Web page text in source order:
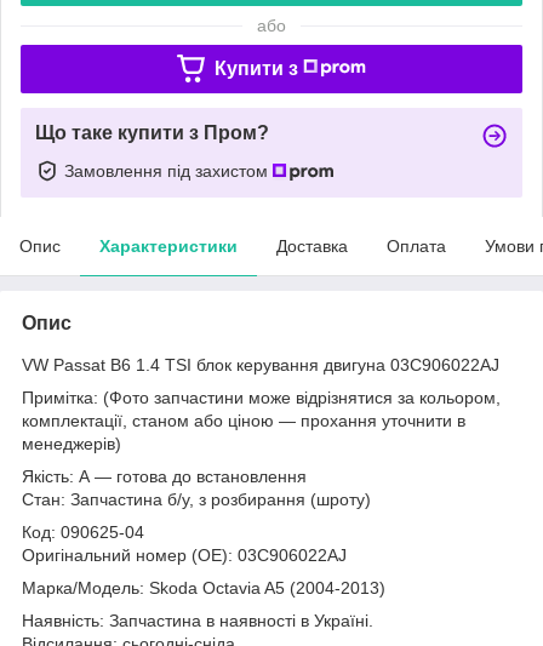
або
Купити з
Що таке купити з Пром?
Замовлення під захистом
Опис Характеристики Доставка Оплата Умови
Опис
VW Passat B6 1.4 TSI блок керування двигуна 03C906022AJ
Примітка: (Фото запчастини може відрізнятися за кольором,
комплектації, станом або ціною — прохання уточнити в
менеджерів)
Якість: А — готова до встановлення
Стан: Запчастина б/у, з розбирання (шроту)
Код: 090625-04
Оригінальний номер (ОЕ): 03C906022AJ
Марка/Модель: Skoda Octavia A5 (2004-2013)
Наявність: Запчастина в наявності в Україні.